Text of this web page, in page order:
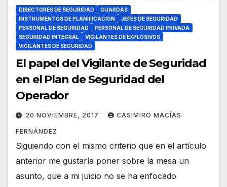
DIRECTORES DE SEGURIDAD
GUARDAS
INSTRUMENTOS DE PLANIFICACIÓN
JEFES DE SEGURIDAD
PERSONAL DE SEGURIDAD
PERSONAL DE SEGURIDAD PRIVADA
SEGURIDAD INTEGRAL
VIGILANTES DE EXPLOSIVOS
VIGILANTES DE SEGURIDAD
El papel del Vigilante de Seguridad
en el Plan de Seguridad del
Operador
20 NOVIEMBRE, 2017 CASIMIRO MACÍAS
FERNÁNDEZ
Siguiendo con el mismo criterio que en el artículo
anterior me gustaría poner sobre la mesa un
asunto, que a mi juicio no se ha enfocado